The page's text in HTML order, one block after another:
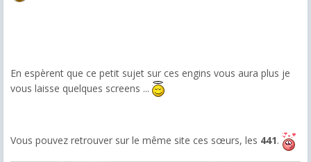
En espèrent que ce petit sujet sur ces engins vous aura plus je
vous laisse quelques screens ...
Vous pouvez retrouver sur le même site ces sœurs, les 441.